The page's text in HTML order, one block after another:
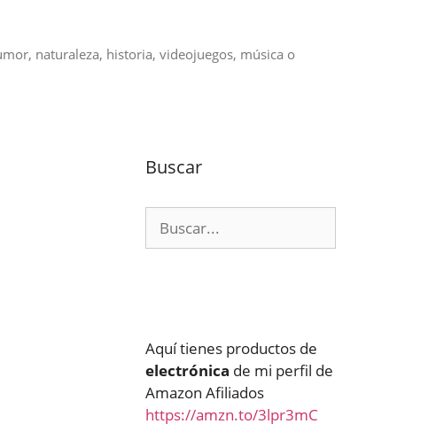
naturaleza, historia, videojuegos, música o
Buscar
Aquí tienes productos de
electrónica de mi perfil de
Amazon Afiliados
https://amzn.to/3lpr3mC